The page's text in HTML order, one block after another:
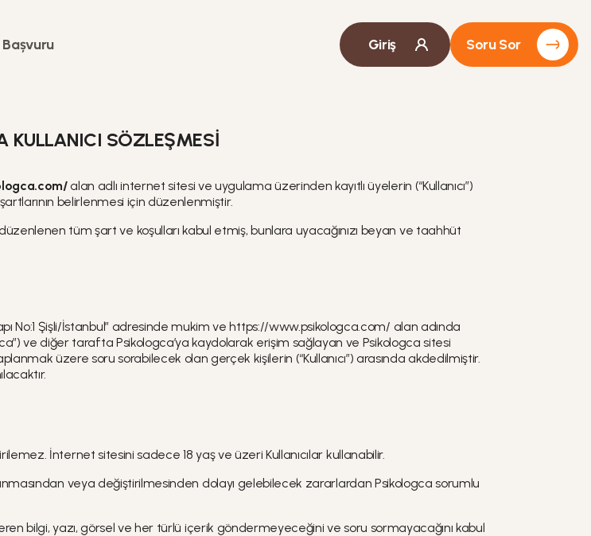
Giriş Soru Sor
KULLANICI SÖZLEŞMESİ
alan adlı internet sitesi ve uygulama üzerinden kayıtlı üyelerin (“Kullanıcı”)
belirlenmesi için düzenlenmiştir.
tüm şart ve koşulları kabul etmiş, bunlara uyacağınızı beyan ve taahhüt
No:1 Şişli/İstanbul” adresinde mukim ve https://www.psikologca.com/ alan adında
ve diğer tarafta Psikologca’ya kaydolarak erişim sağlayan ve Psikologca sitesi
üzere soru sorabilecek olan gerçek kişilerin (“Kullanıcı”) arasında akdedilmiştir.
İnternet sitesini sadece 18 yaş ve üzeri Kullanıcılar kullanabilir.
veya değiştirilmesinden dolayı gelebilecek zararlardan Psikologca sorumlu
bilgi, yazı, görsel ve her türlü içerik göndermeyeceğini ve soru sormayacağını kabul